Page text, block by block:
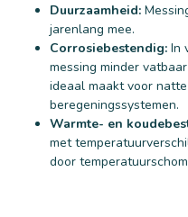
Duurzaamheid:
jarenlang mee.
Corrosiebestendig: In
messing minder
ideaal maakt voor
beregeningssystemen.
Warmte- en
met
door